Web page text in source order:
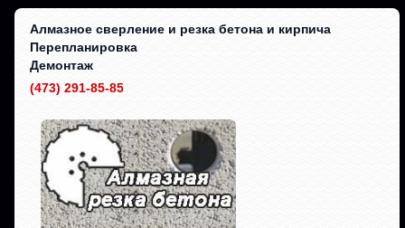
Алмазное сверление и резка бетона и кирпича
Перепланировка
Демонтаж
(473) 291-85-85